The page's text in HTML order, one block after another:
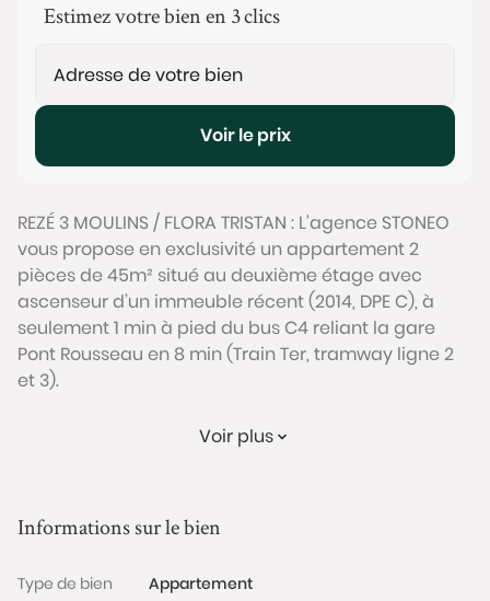
Estimez votre bien en 3 clics
Voir le prix
REZÉ 3 MOULINS / FLORA TRISTAN : L'agence STONEO
vous propose en exclusivité un appartement 2
pièces de 45m² situé au deuxième étage avec
ascenseur d’un immeuble récent (2014, DPE C), à
seulement 1 min à pied du bus C4 reliant la gare
Pont Rousseau en 8 min (Train Ter, tramway ligne 2
et 3).
L’appartement se compose d'une entrée desservant
une salle de bain avec WC. L’appartement est
profite par ailleurs d’un excellent DPE grâce à une
Voir plus
Informations sur le bien
Type de bien
Appartement